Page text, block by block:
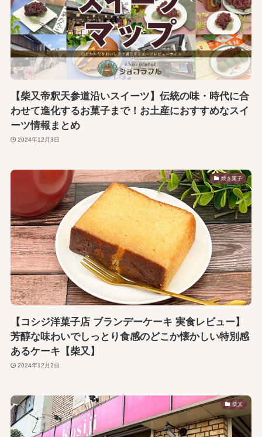
【柴又帝釈天参道沿いスイーツ】伝統の味・時代に合
わせて進化するお菓子まで！お土産におすすめなスイ
ーツ情報まとめ
2024年12月3日
焼き菓子
【コシジ洋菓子店 ブランデーケーキ 実食レビュー】
芳醇な味わいでしっとり食感のどこか懐かしい特別感
あるケーキ【柴又】
2024年12月2日
柴又